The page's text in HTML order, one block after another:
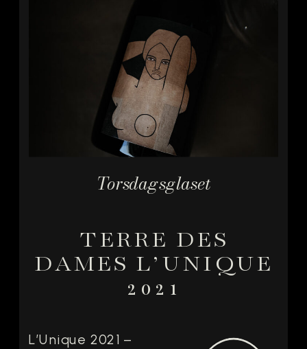
Torsdagsglaset
L’Unique 2021 –
TERRE DES
DAMES L’UNIQUE
2021